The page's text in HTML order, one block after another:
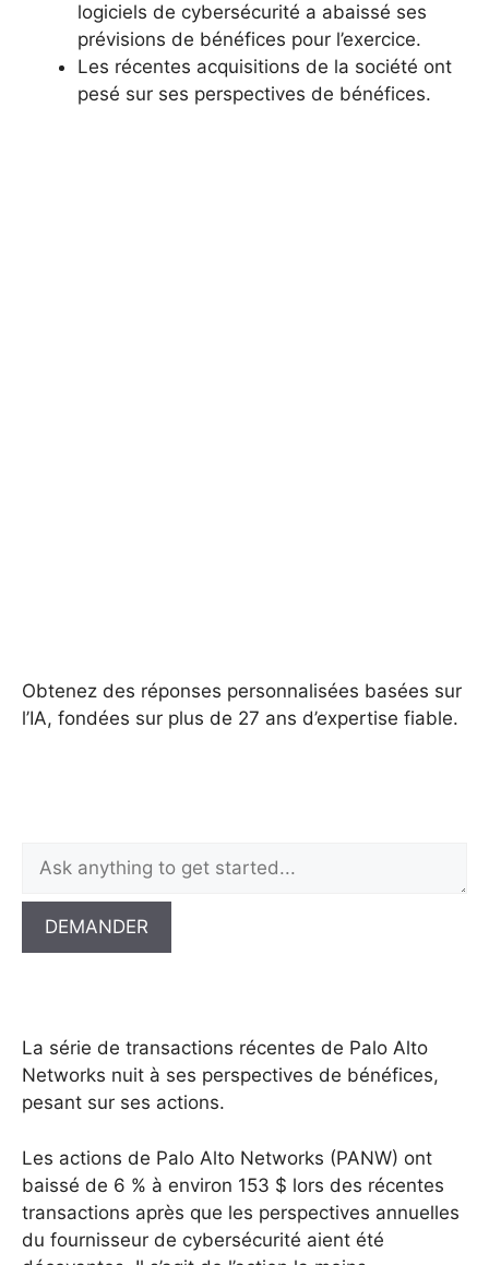
logiciels de cybersécurité a abaissé ses
prévisions de bénéfices pour l’exercice.
Les récentes acquisitions de la société ont
pesé sur ses perspectives de bénéfices.
Obtenez des réponses personnalisées basées sur
l’IA, fondées sur plus de 27 ans d’expertise fiable.
DEMANDER
La série de transactions récentes de Palo Alto
Networks nuit à ses perspectives de bénéfices,
pesant sur ses actions.
Les actions de Palo Alto Networks (PANW) ont
baissé de 6 % à environ 153 $ lors des récentes
transactions après que les perspectives annuelles
du fournisseur de cybersécurité aient été